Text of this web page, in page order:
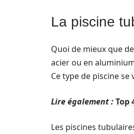
La piscine
Quoi de mieux que
acier ou en
Ce type de piscine
Lire également :Top
Les piscines